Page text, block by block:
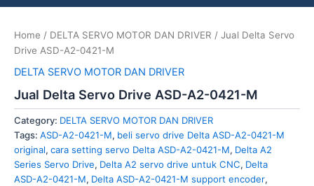
Home / DELTA SERVO MOTOR DAN DRIVER / Jual Delta Servo
Drive ASD-A2-0421-M
DELTA SERVO MOTOR DAN DRIVER
Jual Delta Servo Drive ASD-A2-0421-M
Category: DELTA SERVO MOTOR DAN DRIVER
Tags: ASD-A2-0421-M, beli servo drive Delta ASD-A2-0421-M
original, cara setting servo Delta ASD-A2-0421-M, Delta A2
Series Servo Drive, Delta A2 servo drive untuk CNC, Delta
ASD-A2-0421-M, Delta ASD-A2-0421-M support encoder,